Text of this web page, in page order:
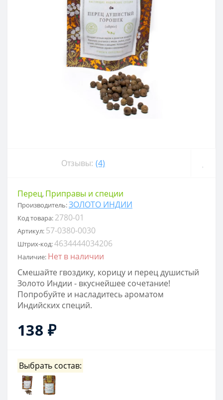
Отзывы: (4)
Перец, Приправы и специи
Производитель:ЗОЛОТО ИНДИИ
Код товара: 2780-01
Артикул: 57-0380-0030
Штрих-код:4634444034206
Наличие: Нет в наличии
Смешайте гвоздику, корицу и перец душистый
Золото Индии - вкуснейшее сочетание!
Попробуйте и насладитесь ароматом
Индийских специй.
138 ₽
Выбрать состав: